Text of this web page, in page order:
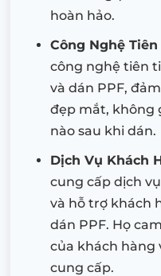
hoàn hảo.
Công Nghệ Tiên
công nghệ tiên
và dán PPF,
đẹp mắt, không
nào sau khi dán.
Dịch Vụ Khách
cung cấp dịch
và hỗ trợ khách
dán PPF. Họ
của khách hàng
cung cấp.